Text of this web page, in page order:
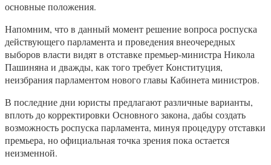
основные положения.
Напомним, что в данный момент решение вопроса роспуска
действующего парламента и проведения внеочередных
выборов власти видят в отставке премьер-министра Никола
Пашиняна и дважды, как того требует Конституция,
неизбрания парламентом нового главы Кабинета министров.
В последние дни юристы предлагают различные варианты,
вплоть до корректировки Основного закона, дабы создать
возможность роспуска парламента, минуя процедуру отставки
премьера, но официальная точка зрения пока остается
неизменной.